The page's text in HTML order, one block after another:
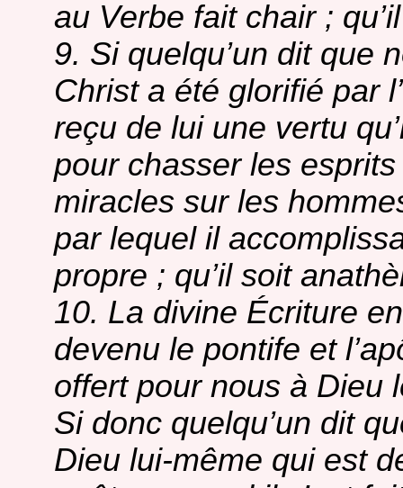
au Verbe fait chair ;
9. Si quelqu’un dit que
Christ a été glorifié par
reçu de lui une vertu
pour chasser les
miracles sur les
par lequel il
propre ; qu’il soit
10. La divine Écriture
devenu le pontife et
offert pour nous à Dieu
Si donc quelqu’un dit
Dieu lui-même qui est